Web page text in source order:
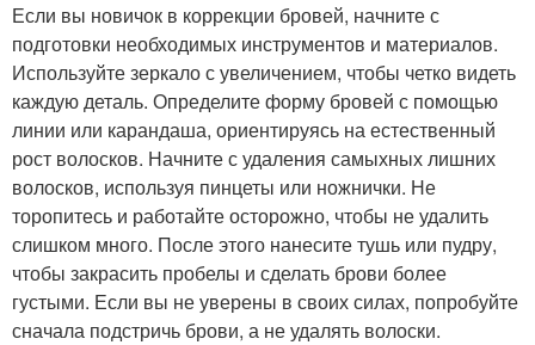
Если вы новичок в коррекции бровей, начните с
подготовки необходимых инструментов и материалов.
Используйте зеркало с увеличением, чтобы четко видеть
каждую деталь. Определите форму бровей с помощью
линии или карандаша, ориентируясь на естественный
рост волосков. Начните с удаления самыхных лишних
волосков, используя пинцеты или ножнички. Не
торопитесь и работайте осторожно, чтобы не удалить
слишком много. После этого нанесите тушь или пудру,
чтобы закрасить пробелы и сделать брови более
густыми. Если вы не уверены в своих силах, попробуйте
сначала подстричь брови, а не удалять волоски.